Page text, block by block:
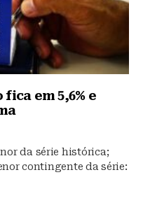
em 5,6% e
da série histórica;
contingente da série: